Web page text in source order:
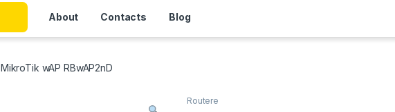
About Contacts Blog
MikroTik wAP RBwAP2nD
Routere